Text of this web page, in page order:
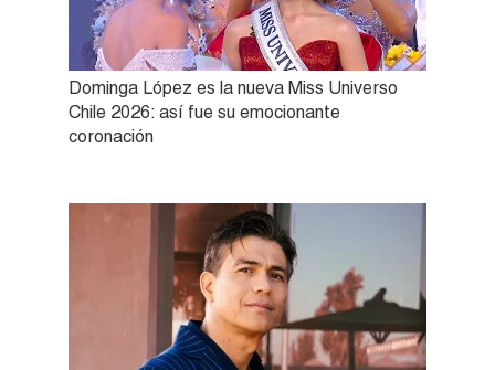
Dominga López es la nueva Miss Universo
Chile 2026: así fue su emocionante
coronación